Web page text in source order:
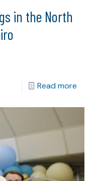
in the North
Read more